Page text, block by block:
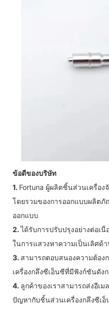
ข้อดีของบริษัท
1. Fortuna ผู้ผลิตชิ้นส่วนเครื่อง
โดยรวมของการออกแบบผลิต
ออกแบบ
2.ได้รับการปรับปรุงอย่างต่อเ
ในการแสวงหาความเป็นเลิศด้
3. สามารถตอบสนองความต้อ
เครื่องกลึงซีเอ็นซีที่มีฟังก์ชันดั
4. ลูกค้าของเราสามารถส่งอีเ
ปัญหากับชิ้นส่วนเครื่องกลึงซีเอ็